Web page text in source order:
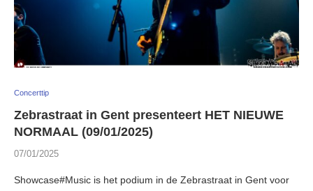
Concerttip
Zebrastraat in Gent presenteert HET NIEUWE
NORMAAL (09/01/2025)
07/01/2025
Showcase#Music is het podium in de Zebrastraat in Gent voor